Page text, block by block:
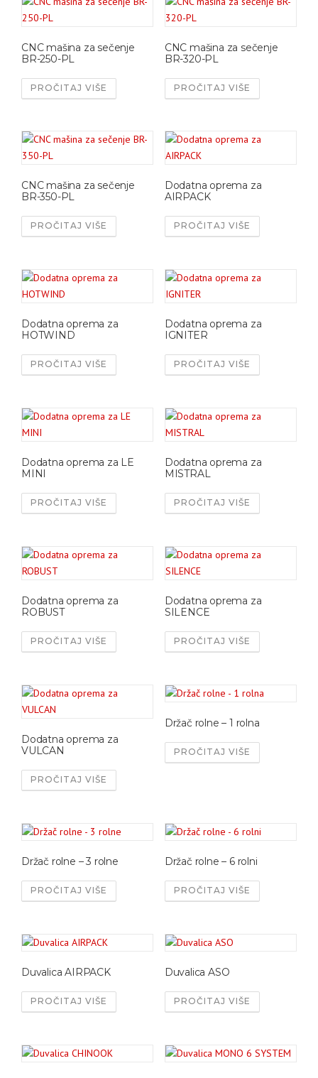
CNC mašina za sečenje
BR-250-PL
PROČITAJ VIŠE
CNC mašina za sečenje
BR-320-PL
PROČITAJ VIŠE
CNC mašina za sečenje
BR-350-PL
PROČITAJ VIŠE
Dodatna oprema za
AIRPACK
PROČITAJ VIŠE
Dodatna oprema za
HOTWIND
PROČITAJ VIŠE
Dodatna oprema za
IGNITER
PROČITAJ VIŠE
Dodatna oprema za LE
MINI
PROČITAJ VIŠE
Dodatna oprema za
MISTRAL
PROČITAJ VIŠE
Dodatna oprema za
ROBUST
PROČITAJ VIŠE
Dodatna oprema za
SILENCE
PROČITAJ VIŠE
Dodatna oprema za
VULCAN
PROČITAJ VIŠE
Držač rolne – 1 rolna
PROČITAJ VIŠE
Držač rolne – 3 rolne
PROČITAJ VIŠE
Držač rolne – 6 rolni
PROČITAJ VIŠE
Duvalica AIRPACK
PROČITAJ VIŠE
Duvalica ASO
PROČITAJ VIŠE